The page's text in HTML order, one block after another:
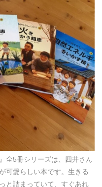
全5冊シリーズは、四井さん
可愛らしい本です。生きる
と詰まっていて、すぐあれ